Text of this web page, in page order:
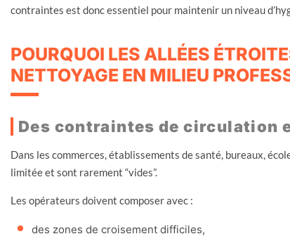
contraintes est donc essentiel pour maintenir un niveau
POURQUOI LES ALLÉES
NETTOYAGE EN MILIEU
Des contraintes de circulation
Dans les commerces, établissements de santé, bureaux,
limitée et sont rarement “vides”.
Les opérateurs doivent composer avec :
des zones de croisement difficiles,